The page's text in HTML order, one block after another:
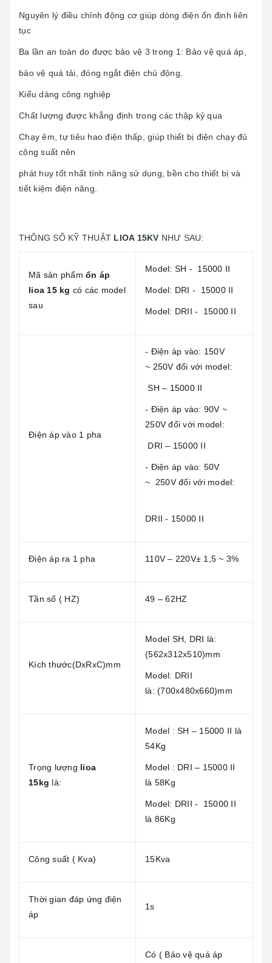
Nguyên lý điều chỉnh động cơ giúp dòng điện ổn định liên
tục
Ba lần an toàn do được bảo vệ 3 trong 1: Bảo vệ quá áp,
bảo vệ quá tải, đóng ngắt điện chủ động.
Kiểu dáng công nghiệp
Chất lượng được khẳng định trong các thập kỷ qua
Chạy êm, tự tiêu hao điện thấp, giúp thiết bị điện chạy đủ
công suất nên
phát huy tốt nhất tính năng sử dụng, bền cho thiết bị và
tiết kiệm điện năng.
THÔNG SỐ KỸ THUẬT LIOA 15KV NHƯ SAU:
Mã sản phẩm ổn áp
lioa 15 kg có các model
sau
Model: SH - 15000 II
Model: DRI - 15000 II
Model: DRII - 15000 II
Điện áp vào 1 pha
- Điện áp vào: 150V
~ 250V đối với model:
SH – 15000 II
- Điện áp vào: 90V ~
250V đối với model:
DRI – 15000 II
- Điện áp vào: 50V
~ 250V đối với model:
DRII - 15000 II
Điện áp ra 1 pha 110V – 220V± 1,5 ~ 3%
Tần số ( HZ) 49 – 62HZ
Kích thước(DxRxC)mm
Model SH, DRI là:
(562x312x510)mm
Model: DRII
là: (700x480x660)mm
Trọng lượng lioa
15kg là:
Model : SH – 15000 II là
54Kg
Model : DRI – 15000 II
là 58Kg
Model: DRII - 15000 II
là 86Kg
Công suất ( Kva) 15Kva
Thời gian đáp ứng điện
áp
1s
Có ( Bảo vệ quá áp